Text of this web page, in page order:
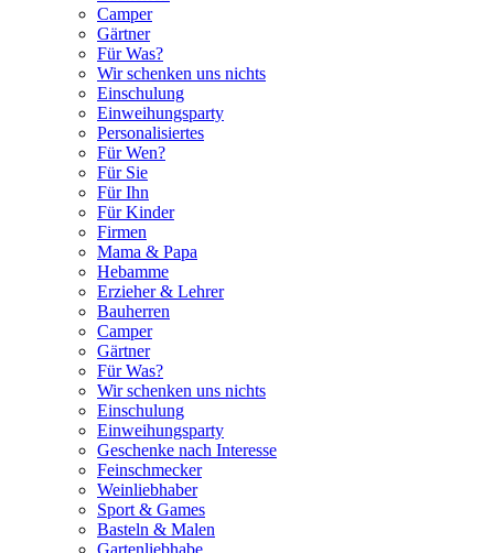
Camper
Gärtner
Für Was?
Wir schenken uns nichts
Einschulung
Einweihungsparty
Personalisiertes
Für Wen?
Für Sie
Für Ihn
Für Kinder
Firmen
Mama & Papa
Hebamme
Erzieher & Lehrer
Bauherren
Camper
Gärtner
Für Was?
Wir schenken uns nichts
Einschulung
Einweihungsparty
Geschenke nach Interesse
Feinschmecker
Weinliebhaber
Sport & Games
Basteln & Malen